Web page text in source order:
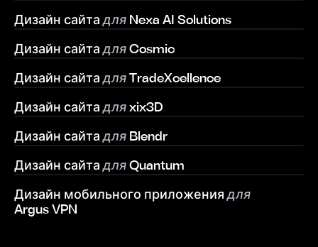
Дизайн сайта для Nexa AI So utions
Дизайн сайта для Cosmic
Дизайн сайта для TradeXce ence
Дизайн сайта для xix3D
Дизайн сайта для B end r
Дизайн сайта для Quantum
Дизайн мобильного приложения для
Argus VPN